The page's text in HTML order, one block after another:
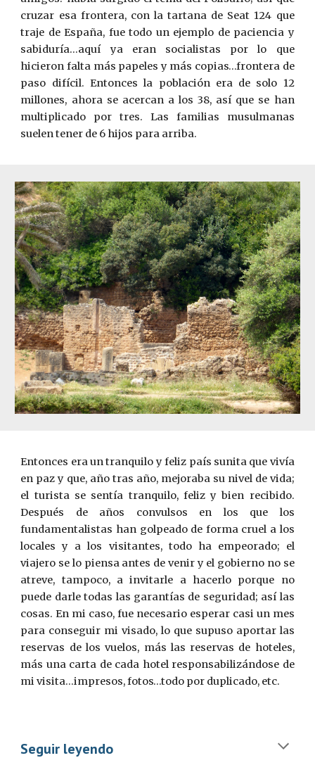
cruzar esa frontera, con la tartana de Seat 124 que
traje de España, fue todo un ejemplo de paciencia y
sabiduría…aquí ya eran socialistas por lo que
hicieron falta más papeles y más copias…frontera de
paso difícil. Entonces la población era de solo 12
millones, ahora se acercan a los 38, así que se han
multiplicado por tres. Las familias musulmanas
suelen tener de 6 hijos para arriba.
Entonces era un tranquilo y feliz país sunita que vivía
en paz y que, año tras año, mejoraba su nivel de vida;
el turista se sentía tranquilo, feliz y bien recibido.
Después de años convulsos en los que los
fundamentalistas han golpeado de forma cruel a los
locales y a los visitantes, todo ha empeorado; el
viajero se lo piensa antes de venir y el gobierno no se
atreve, tampoco, a invitarle a hacerlo porque no
puede darle todas las garantías de seguridad; así las
cosas. En mi caso, fue necesario esperar casi un mes
para conseguir mi visado, lo que supuso aportar las
reservas de los vuelos, más las reservas de hoteles,
más una carta de cada hotel responsabilizándose de
mi visita...impresos, fotos…todo por duplicado, etc.
Seguir leyendo